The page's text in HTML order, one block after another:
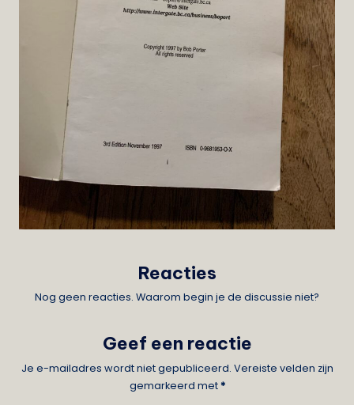
Reacties
Nog geen reacties. Waarom begin je de discussie niet?
Geef een reactie
Je e-mailadres wordt niet gepubliceerd. Vereiste velden zijn
gemarkeerd met*